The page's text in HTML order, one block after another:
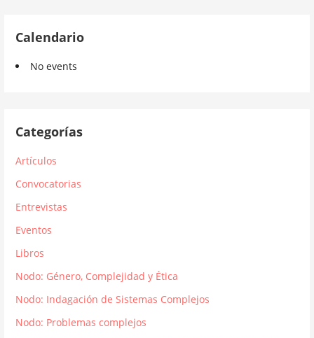
Calendario
No events
Categorías
Artículos
Convocatorias
Entrevistas
Eventos
Libros
Nodo: Género, Complejidad y Ética
Nodo: Indagación de Sistemas Complejos
Nodo: Problemas complejos